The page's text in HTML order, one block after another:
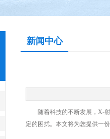
新闻中心
随着科技的不断发展，X-射
定的困扰。本文将为您提供一